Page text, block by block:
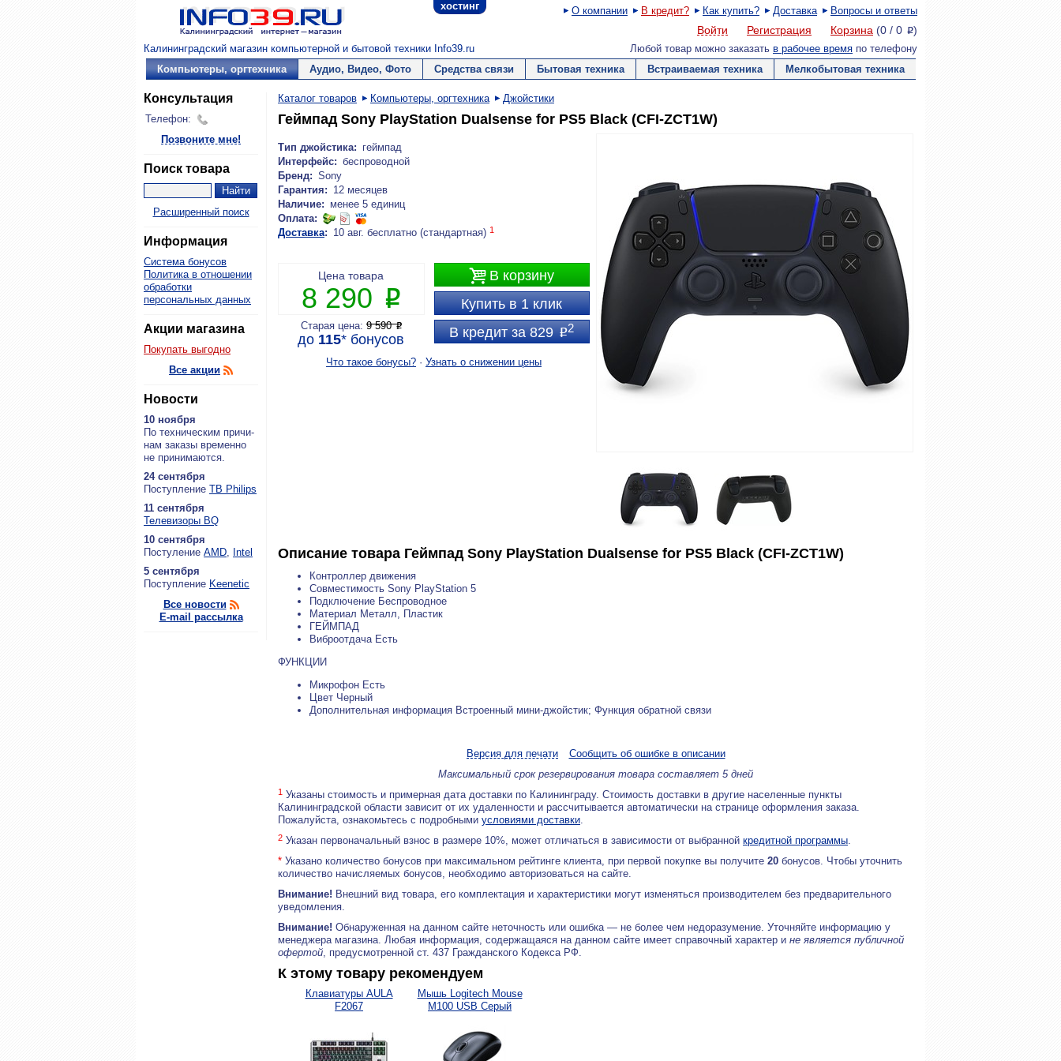
хостинг О компании В кредит? Как купить? Доставка Вопросы и ответы
Войти Регистрация Корзина (0 / 0 P)
Калининградский магазин компьютерной и бытовой техники Info39.ru Любой товар можно заказать в рабочее время по телефону
Компьютеры, оргтехника
Аудио, Видео, Фото Средства связи Бытовая техника Встраиваемая техника Мелкобытовая техника
Консультация
Телефон:
Позвоните мне!
Поиск товара
Расширенный поиск
Информация
Система бонусов
Политика в отношении
обработки
персональных данных
Акции магазина
Покупать выгодно
Все акции
Новости
10 ноября
По тех­ни­че­ским при­чи­
нам за­ка­зы вре­мен­но
не при­ни­ма­ют­ся.
24 сентября
По­ступ­ле­ние ТВ Philips
11 сентября
Теле­ви­зо­ры BQ
10 сентября
По­сту­ле­ние AMD, Intel
5 сентября
По­ступ­ле­ние Keenetic
Все новости
E-mail рассылка
Каталог товаров Компьютеры, оргтехника Джойстики
Геймпад Sony PlayStation Dualsense for PS5 Black (CFI-ZCT1W)
Тип джойстика: геймпад
Интерфейс: беспроводной
Бренд: Sony
Гарантия: 12 месяцев
Наличие: менее 5 единиц
Оплата:
Доставка: 10 авг. бесплатно (стандартная) 1
В корзину
Купить в 1 клик
В кредит за 829P2
Цена товара
8 290 P
Старая цена: 9 590P
до 115* бонусов
Что такое бонусы? · Узнать о снижении цены
Описание товара Геймпад Sony PlayStation Dualsense for PS5 Black (CFI-ZCT1W)
Контроллер движения
Совместимость Sony PlayStation 5
Подключение Беспроводное
Материал Металл, Пластик
ГЕЙМПАД
Виброотдача Есть
ФУНКЦИИ
Микрофон Есть
Цвет Черный
Дополнительная информация Встроенный мини-джойстик; Функция обратной связи
Версия для печати
Сообщить об ошибке в описании
Максимальный срок резервирования товара составляет 5 дней
1 Указаны стоимость и примерная дата доставки по Калининграду. Стоимость доставки в другие населенные пункты
Калининградской области зависит от их удаленности и рассчитывается автоматически на странице оформления заказа.
Пожалуйста, ознакомьтесь с подробными условиями доставки.
2 Указан первоначальный взнос в размере 10%, может отличаться в зависимости от выбранной кредитной программы.
* Указано количество бонусов при максимальном рейтинге клиента, при первой покупке вы получите 20 бонусов. Чтобы уточнить
количество начисляемых бонусов, необходимо авторизоваться на сайте.
Внимание! Внешний вид товара, его комплектация и характеристики могут изменяться производителем без предварительного
уведомления.
Внимание! Обнаруженная на данном сайте неточность или ошибка — не более чем недоразумение. Уточняйте информацию у
менеджера магазина. Любая информация, содержащаяся на данном сайте имеет справочный характер и не является публичной
офертой, предусмотренной ст. 437 Гражданского Кодекса РФ.
К этому товару рекомендуем
Клавиатуры AULA
F2067
Мышь Logitech Mouse
M100 USB Серый